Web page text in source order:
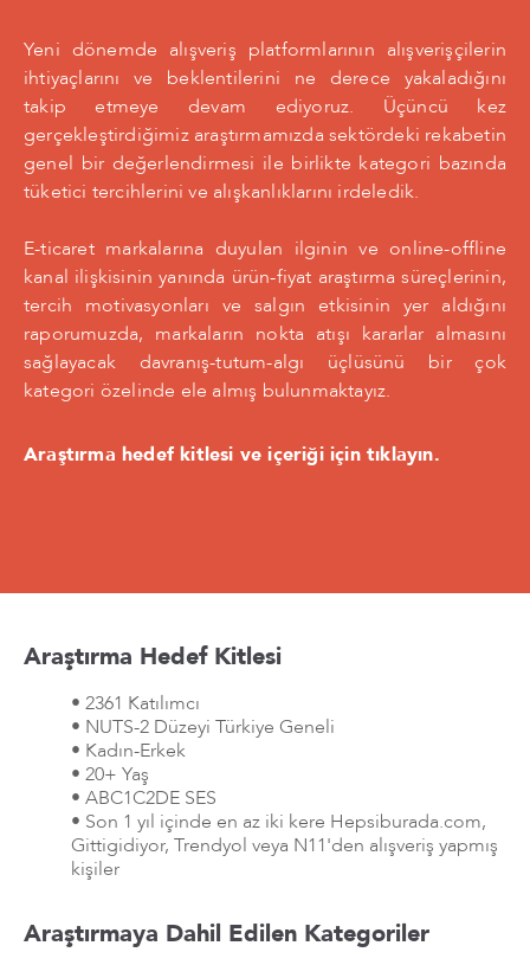
Yeni dönemde alışveriş platformlarının alışverişçilerin
ihtiyaçlarını ve beklentilerini ne derece yakaladığını
takip etmeye devam ediyoruz. Üçüncü kez
gerçekleştirdiğimiz araştırmamızda sektördeki rekabetin
genel bir değerlendirmesi ile birlikte kategori bazında
tüketici tercihlerini ve alışkanlıklarını irdeledik.
E-ticaret markalarına duyulan ilginin ve online-offline
kanal ilişkisinin yanında ürün-fiyat araştırma süreçlerinin,
tercih motivasyonları ve salgın etkisinin yer aldığını
raporumuzda, markaların nokta atışı kararlar almasını
sağlayacak davranış-tutum-algı üçlüsünü bir çok
kategori özelinde ele almış bulunmaktayız.
Araştırma hedef kitlesi ve içeriği için tıklayın.
Araştırma Hedef Kitlesi
• 2361 Katılımcı
• NUTS-2 Düzeyi Türkiye Geneli
• Kadın-Erkek
• 20+ Yaş
• ABC1C2DE SES
• Son 1 yıl içinde en az iki kere Hepsiburada.com,
Gittigidiyor, Trendyol veya N11'den alışveriş yapmış
kişiler
Araştırmaya Dahil Edilen Kategoriler